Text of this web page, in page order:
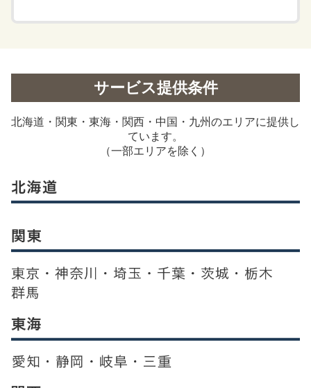
サービス提供条件
北海道・関東・東海・関西・中国・九州のエリアに提供し
ています。
（一部エリアを除く）